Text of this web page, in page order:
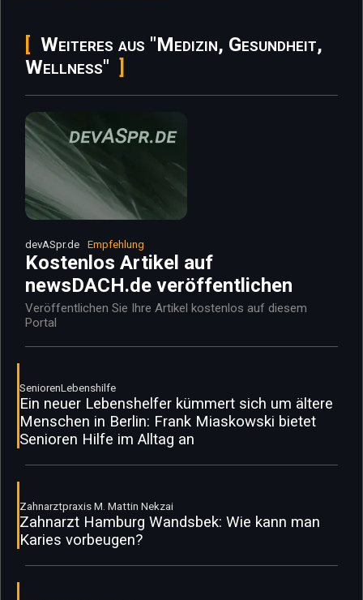
Weiteres aus "Medizin, Gesundheit,
Wellness"
devASpr.de Empfehlung
Kostenlos Artikel auf
newsDACH.de veröffentlichen
Veröffentlichen Sie Ihre Artikel kostenlos auf diesem
Portal
SeniorenLebenshilfe
Ein neuer Lebenshelfer kümmert sich um ältere
Menschen in Berlin: Frank Miaskowski bietet
Senioren Hilfe im Alltag an
Zahnarztpraxis M. Mattin Nekzai
Zahnarzt Hamburg Wandsbek: Wie kann man
Karies vorbeugen?